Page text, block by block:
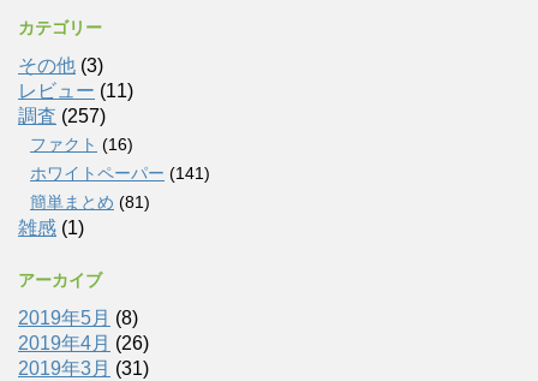
カテゴリー
その他 (3)
レビュー (11)
調査 (257)
ファクト (16)
ホワイトペーパー (141)
簡単まとめ (81)
雑感 (1)
アーカイブ
2019年5月 (8)
2019年4月 (26)
2019年3月 (31)